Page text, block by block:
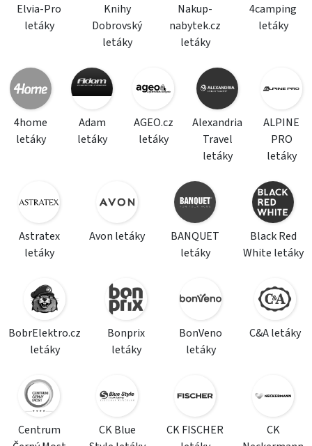
Elvia-Pro
letáky
Knihy
Dobrovský
letáky
Nakup-
nabytek.cz
letáky
4camping
letáky
4home
letáky
Adam
letáky
AGEO.cz
letáky
Alexandria
Travel
letáky
ALPINE
PRO
letáky
Astratex
letáky
Avon letáky
BANQUET
letáky
Black Red
White letáky
BobrElektro.cz
letáky
Bonprix
letáky
BonVeno
letáky
C&A letáky
Centrum
CK Blue
CK FISCHER
CK